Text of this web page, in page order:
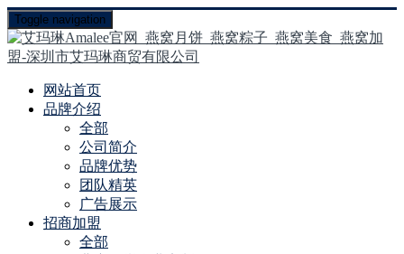
Toggle navigation
网站首页
品牌介绍
全部
公司简介
品牌优势
团队精英
广告展示
招商加盟
全部